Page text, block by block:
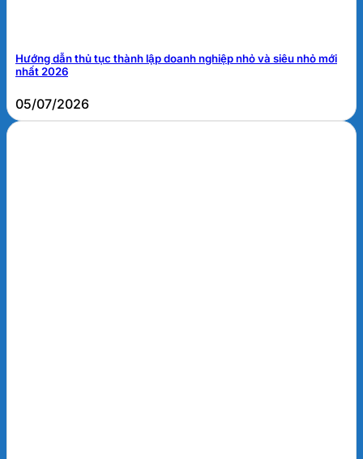
Hướng dẫn thủ tục thành lập doanh nghiệp nhỏ và siêu nhỏ mới
nhất 2026
05/07/2026